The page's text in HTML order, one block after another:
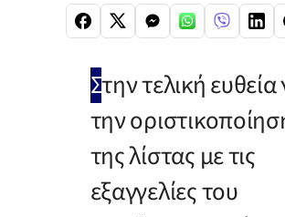
Στην τελική ευθεία
την
της λίστας με τις
εξαγγελίες του